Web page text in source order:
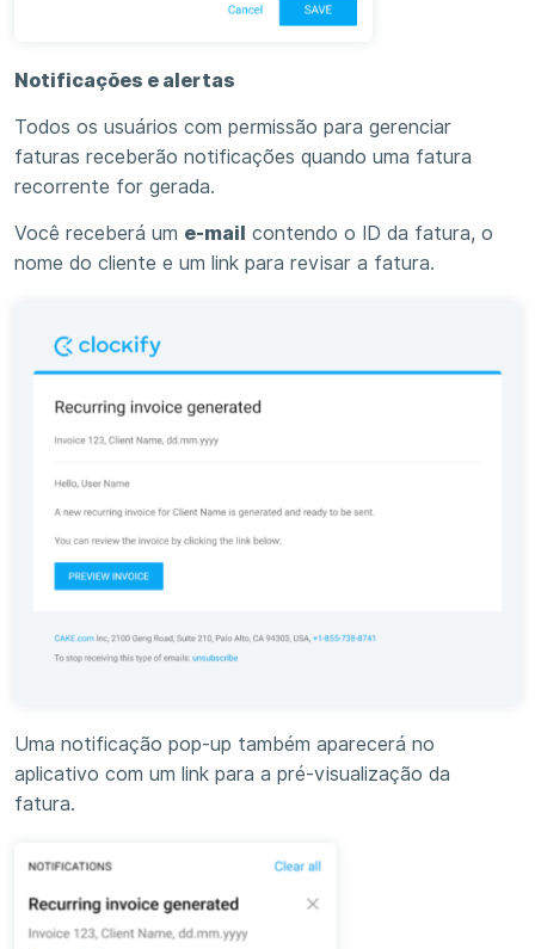
Notificações e alertas
Todos os usuários com permissão para gerenciar
faturas receberão notificações quando uma fatura
recorrente for gerada.
Você receberá um e-mail contendo o ID da fatura, o
nome do cliente e um link para revisar a fatura.
Uma notificação pop-up também aparecerá no
aplicativo com um link para a pré-visualização da
fatura.